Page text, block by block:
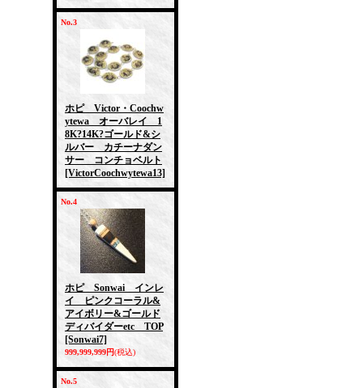
No.3
ホピ Victor・Coochw
ytewa オーバレイ 1
8K?14K?ゴールド&シ
ルバー カチーナダン
サー コンチョベルト
[VictorCoochwytewa13]
No.4
ホピ Sonwai インレ
イ ピンクコーラル&
アイボリー&ゴールド
ディバイダーetc TOP
[Sonwai7]
999,999,999円(税込)
No.5